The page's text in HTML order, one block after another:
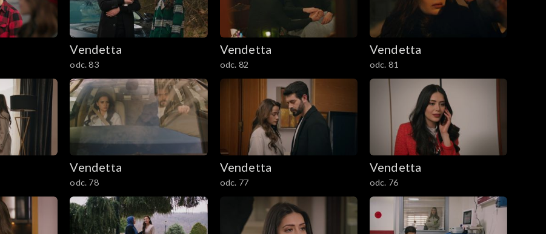
Vendetta
odc. 83
Vendetta
odc. 82
Vendetta
odc. 81
Vendetta
odc. 78
Vendetta
odc. 77
Vendetta
odc. 76